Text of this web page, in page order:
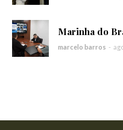
Marinha do
marcelo barros -